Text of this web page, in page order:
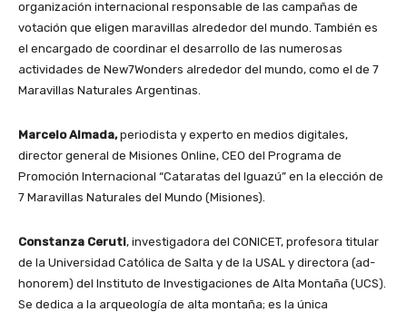
organización internacional responsable de las campañas de
votación que eligen maravillas alrededor del mundo. También es
el encargado de coordinar el desarrollo de las numerosas
actividades de New7Wonders alrededor del mundo, como el de 7
Maravillas Naturales Argentinas.
Marcelo Almada,periodista y experto en medios digitales,
director general de Misiones Online, CEO del Programa de
Promoción Internacional “Cataratas del Iguazú” en la elección de
7 Maravillas Naturales del Mundo (Misiones).
Constanza Ceruti, investigadora del CONICET, profesora titular
de la Universidad Católica de Salta y de la USAL y directora (ad-
honorem) del Instituto de Investigaciones de Alta Montaña (UCS).
Se dedica a la arqueología de alta montaña; es la única